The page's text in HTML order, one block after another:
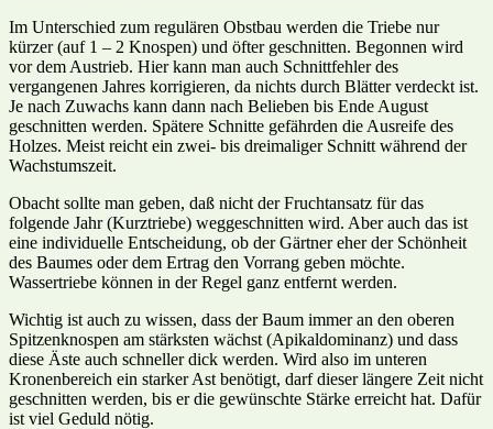
Im Unterschied zum regulären Obstbau werden die Triebe nur
kürzer (auf 1 – 2 Knospen) und öfter geschnitten. Begonnen wird
vor dem Austrieb. Hier kann man auch Schnittfehler des
vergangenen Jahres korrigieren, da nichts durch Blätter verdeckt ist.
Je nach Zuwachs kann dann nach Belieben bis Ende August
geschnitten werden. Spätere Schnitte gefährden die Ausreife des
Holzes. Meist reicht ein zwei- bis dreimaliger Schnitt während der
Wachstumszeit.
Obacht sollte man geben, daß nicht der Fruchtansatz für das
folgende Jahr (Kurztriebe) weggeschnitten wird. Aber auch das ist
eine individuelle Entscheidung, ob der Gärtner eher der Schönheit
des Baumes oder dem Ertrag den Vorrang geben möchte.
Wassertriebe können in der Regel ganz entfernt werden.
Wichtig ist auch zu wissen, dass der Baum immer an den oberen
Spitzenknospen am stärksten wächst (Apikaldominanz) und dass
diese Äste auch schneller dick werden. Wird also im unteren
Kronenbereich ein starker Ast benötigt, darf dieser längere Zeit nicht
geschnitten werden, bis er die gewünschte Stärke erreicht hat. Dafür
ist viel Geduld nötig.